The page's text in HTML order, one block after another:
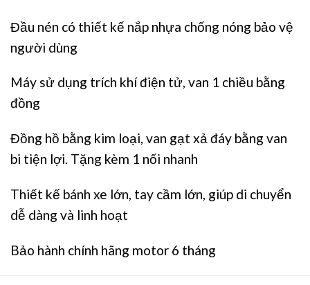
Đầu nén có thiết kế nắp nhựa chống nóng bảo vệ
người dùng
Máy sử dụng trích khí điện tử, van 1 chiều bằng
đồng
Đồng hồ bằng kim loại, van gạt xả đáy bằng van
bi tiện lợi. Tặng kèm 1 nối nhanh
Thiết kế bánh xe lớn, tay cầm lớn, giúp di chuyển
dễ dàng và linh hoạt
Bảo hành chính hãng motor 6 tháng